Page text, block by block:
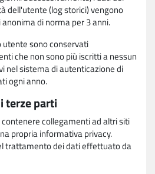
dell'utente (log storici) vengono
di norma per 3 anni.
utente sono conservati
che non sono più iscritti a nessun
nel sistema di autenticazione di
ogni anno.
terze parti
collegamenti ad altri siti
propria informativa privacy.
trattamento dei dati effettuato da